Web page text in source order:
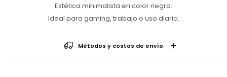
Estética minimalista en color negro.
Ideal para gaming, trabajo o uso diario.
Métodos y costos de envío